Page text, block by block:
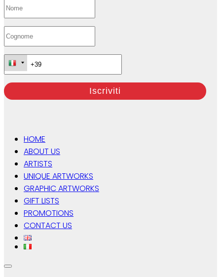
HOME
ABOUT US
ARTISTS
UNIQUE ARTWORKS
GRAPHIC ARTWORKS
GIFT LISTS
PROMOTIONS
CONTACT US